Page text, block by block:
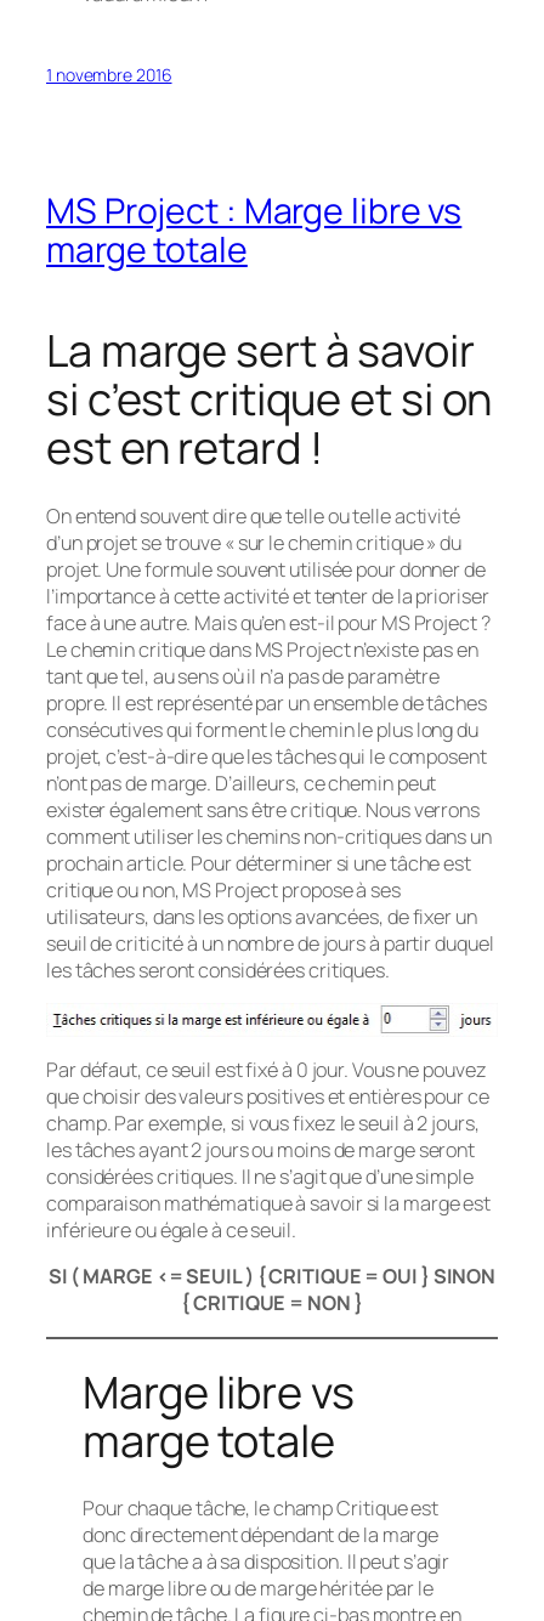
1 novembre 2016
MS Project : Marge libre vs
marge totale
La marge sert à savoir
si c’est critique et si on
est en retard !
On entend souvent dire que telle ou telle activité
d’un projet se trouve « sur le chemin critique» du
projet. Une formule souvent utilisée pour donner de
l’importance à cette activité et tenter de la prioriser
face à une autre. Mais qu’en est-il pour MS Project ?
Le chemin critique dans MS Project n’existe pas en
tant que tel, au sens où il n’a pas de paramètre
propre. Il est représenté par un ensemble de tâches
consécutives qui forment le chemin le plus long du
projet, c’est-à-dire que les tâches qui le composent
n’ont pas de marge. D’ailleurs, ce chemin peut
exister également sans être critique. Nous verrons
comment utiliser les chemins non-critiques dans un
prochain article. Pour déterminer si une tâche est
critique ou non, MS Project propose à ses
utilisateurs, dans les options avancées, de fixer un
seuil de criticité à un nombre de jours à partir duquel
les tâches seront considérées critiques.
Par défaut, ce seuil est fixé à 0 jour. Vous ne pouvez
que choisir des valeurs positives et entières pour ce
champ. Par exemple, si vous fixez le seuil à 2 jours,
les tâches ayant 2 jours ou moins de marge seront
considérées critiques. Il ne s’agit que d’une simple
comparaison mathématique à savoir si la marge est
inférieure ou égale à ce seuil.
SI ( MARGE <= SEUIL ) { CRITIQUE = OUI } SINON
{ CRITIQUE = NON }
Marge libre vs
marge totale
Pour chaque tâche, le champCritiqueest
donc directement dépendant de la marge
que la tâche a à sa disposition. Il peut s’agir
demarge libreou de marge héritée par le
chemin de tâche. La figure ci-bas montre en